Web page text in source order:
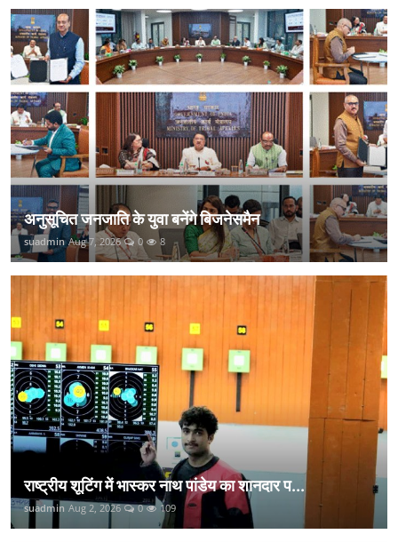
अनुसूचित जनजाति के युवा बनेंगे बिजनेसमैन
suadmin Aug 7, 2026 0 8
राष्ट्रीय शूटिंग में भास्कर नाथ पांडेय का शानदार प...
suadmin Aug 2, 2026 0 109